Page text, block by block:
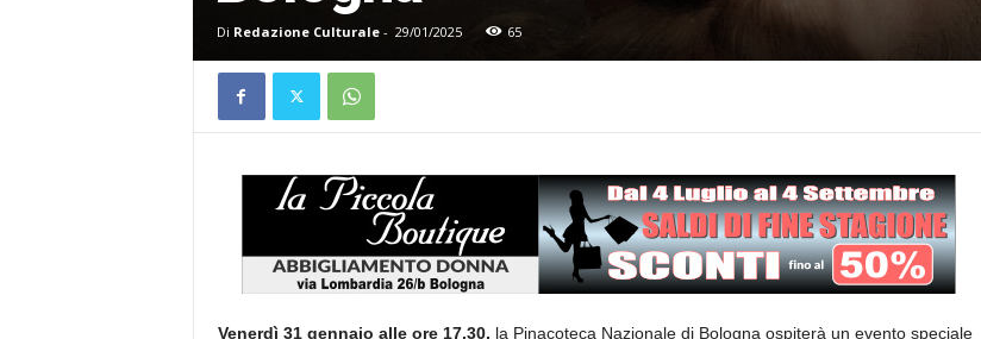
Di Redazione Culturale- 29/01/2025 65
Venerdì 31 gennaio alle ore 17.30, la Pinacoteca Nazionale di Bologna ospiterà un evento speciale